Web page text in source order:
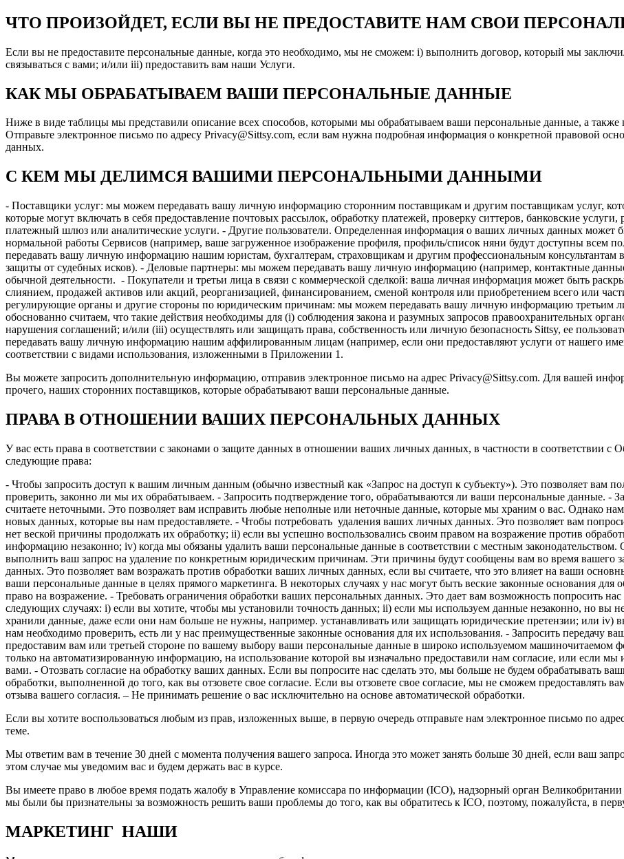
ЧТО ПРОИЗОЙДЕТ, ЕСЛИ ВЫ НЕ ПРЕДОСТАВИТЕ НАМ СВОИ
Если вы не предоставите персональные данные, когда это необходимо, мы не сможем: i) выполнить договор, который мы
связываться с вами; и/или iii) предоставить вам наши Услуги.
КАК МЫ ОБРАБАТЫВАЕМ ВАШИ ПЕРСОНАЛЬНЫЕ ДАННЫЕ
Ниже в виде таблицы мы представили описание всех способов, которыми мы обрабатываем ваши персональные данные, а
Отправьте электронное письмо по адресу Privacy@Sittsy.com, если вам нужна подробная информация о конкретной правовой
данных.
С КЕМ МЫ ДЕЛИМСЯ ВАШИМИ ПЕРСОНАЛЬНЫМИ ДАННЫМИ
- Поставщики услуг: мы можем передавать вашу личную информацию сторонним поставщикам и другим поставщикам услуг,
которые могут включать в себя предоставление почтовых рассылок, обработку платежей, проверку ситтеров, банковские
платежный шлюз или аналитические услуги. - Другие пользователи. Определенная информация о ваших личных данных может
нормальной работы Сервисов (например, ваше загруженное изображение профиля, профиль/список няни будут доступны всем
передавать вашу личную информацию нашим юристам, бухгалтерам, страховщикам и другим профессиональным консультантам
защиты от судебных исков). - Деловые партнеры: мы можем передавать вашу личную информацию (например, контактные
обычной деятельности. - Покупатели и третьи лица в связи с коммерческой сделкой: ваша личная информация может быть
слиянием, продажей активов или акций, реорганизацией, финансированием, сменой контроля или приобретением всего или
регулирующие органы и другие стороны по юридическим причинам: мы можем передавать вашу личную информацию третьим
обоснованно считаем, что такие действия необходимы для (i) соблюдения закона и разумных запросов правоохранительных
нарушения соглашений; и/или (iii) осуществлять или защищать права, собственность или личную безопасность Sittsy, ее
передавать вашу личную информацию нашим аффилированным лицам (например, если они предоставляют услуги от нашего
соответствии с видами использования, изложенными в Приложении 1.
Вы можете запросить дополнительную информацию, отправив электронное письмо на адрес Privacy@Sittsy.com. Для вашей
прочего, наших сторонних поставщиков, которые обрабатывают ваши персональные данные.
ПРАВА В ОТНОШЕНИИ ВАШИХ ПЕРСОНАЛЬНЫХ ДАННЫХ
У вас есть права в соответствии с законами о защите данных в отношении ваших личных данных, в частности в соответствии
следующие права:
- Чтобы запросить доступ к вашим личным данным (обычно известный как «Запрос на доступ к субъекту»). Это позволяет
проверить, законно ли мы их обрабатываем. - Запросить подтверждение того, обрабатываются ли ваши персональные данные.
считаете неточными. Это позволяет вам исправить любые неполные или неточные данные, которые мы храним о вас. Однако
новых данных, которые вы нам предоставляете. - Чтобы потребовать удаления ваших личных данных. Это позволяет вам
нет веской причины продолжать их обработку; ii) если вы успешно воспользовались своим правом на возражение против
информацию незаконно; iv) когда мы обязаны удалить ваши персональные данные в соответствии с местным
выполнить ваш запрос на удаление по конкретным юридическим причинам. Эти причины будут сообщены вам во время вашего
данных. Это позволяет вам возражать против обработки ваших личных данных, если вы считаете, что это влияет на ваши
ваши персональные данные в целях прямого маркетинга. В некоторых случаях у нас могут быть веские законные основания
право на возражение. - Требовать ограничения обработки ваших персональных данных. Это дает вам возможность попросить
следующих случаях: i) если вы хотите, чтобы мы установили точность данных; ii) если мы используем данные незаконно, но вы
хранили данные, даже если они нам больше не нужны, например. устанавливать или защищать юридические претензии; или iv)
нам необходимо проверить, есть ли у нас преимущественные законные основания для их использования. - Запросить передачу
предоставим вам или третьей стороне по вашему выбору ваши персональные данные в широко используемом машиночитаемом
только на автоматизированную информацию, на использование которой вы изначально предоставили нам согласие, или если
вами. - Отозвать согласие на обработку ваших данных. Если вы попросите нас сделать это, мы больше не будем обрабатывать
обработки, выполненной до того, как вы отзовете свое согласие. Если вы отзовете свое согласие, мы не сможем
отзыва вашего согласия. – Не принимать решение о вас исключительно на основе автоматической обработки.
Если вы хотите воспользоваться любым из прав, изложенных выше, в первую очередь отправьте нам электронное письмо по
теме.
Мы ответим вам в течение 30 дней с момента получения вашего запроса. Иногда это может занять больше 30 дней, если ваш
этом случае мы уведомим вас и будем держать вас в курсе.
Вы имеете право в любое время подать жалобу в Управление комиссара по информации (ICO), надзорный орган
мы были бы признательны за возможность решить ваши проблемы до того, как вы обратитесь к ICO, поэтому, пожалуйста, в
МАРКЕТИНГ НАШИ